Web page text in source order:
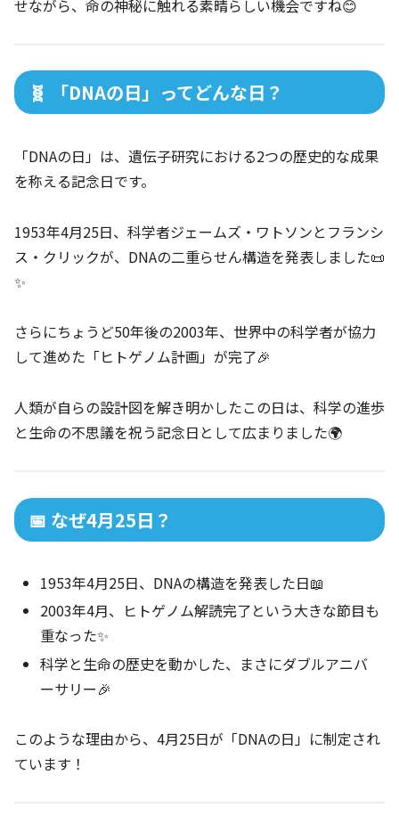
せながら、命の神秘に触れる素晴らしい機会ですね😊
🧬 「DNAの日」ってどんな日？
「DNAの日」は、遺伝子研究における2つの歴史的な成果
を称える記念日です。
1953年4月25日、科学者ジェームズ・ワトソンとフランシ
ス・クリックが、DNAの二重らせん構造を発表しました📜
✨
さらにちょうど50年後の2003年、世界中の科学者が協力
して進めた「ヒトゲノム計画」が完了🎉
人類が自らの設計図を解き明かしたこの日は、科学の進歩
と生命の不思議を祝う記念日として広まりました🌍
📅 なぜ4月25日？
1953年4月25日、DNAの構造を発表した日📖
2003年4月、ヒトゲノム解読完了という大きな節目も
重なった✨
科学と生命の歴史を動かした、まさにダブルアニバ
ーサリー🎉
このような理由から、4月25日が「DNAの日」に制定され
ています！